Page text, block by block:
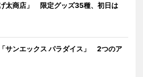
太商店」 限定グッズ35種、初日は
サンエックス パラダイス」 2つのア